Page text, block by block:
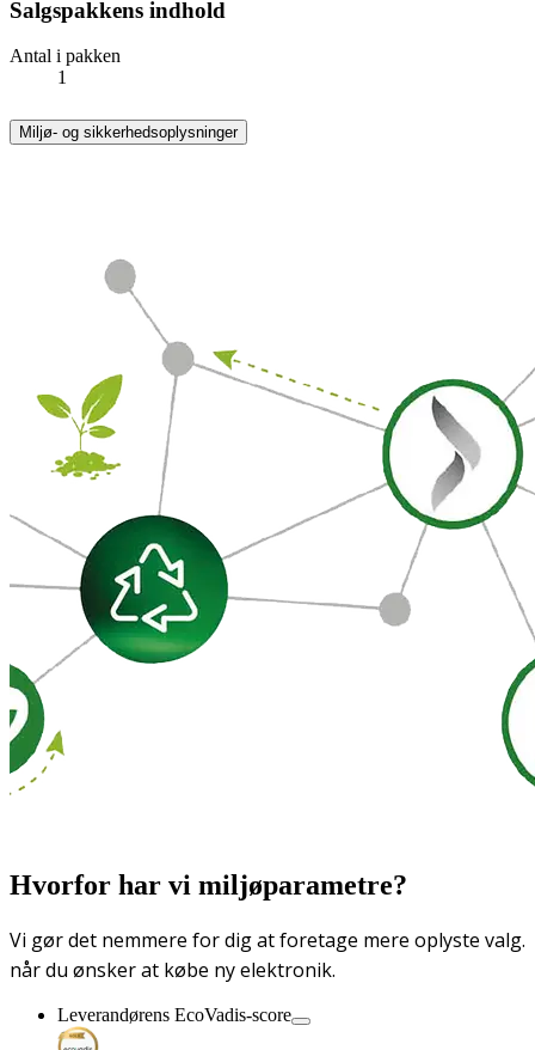
Salgspakkens indhold
Antal i pakken
1
Miljø- og sikkerhedsoplysninger
Hvorfor har vi miljøparametre?
Vi gør det nemmere for dig at foretage mere oplyste valg.
når du ønsker at købe ny elektronik.
Leverandørens EcoVadis-score